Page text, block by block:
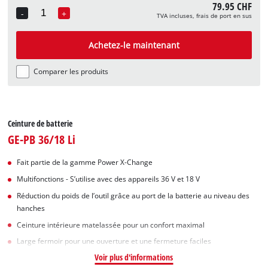
-
Quantity
+ 79.95 CHF
TVA incluses, frais de port en sus
Achetez-le maintenant
Comparer les produits
Ceinture de batterie
GE-PB 36/18 Li
Fait partie de la gamme Power X-Change
Multifonctions - S’utilise avec des appareils 36 V et 18 V
Réduction du poids de l’outil grâce au port de la batterie au niveau des
hanches
Ceinture intérieure matelassée pour un confort maximal
Large fermoir pour une ouverture et une fermeture faciles
Voir plus d'informations